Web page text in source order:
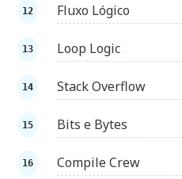
Fluxo Lógico
Loop Logic
Stack Overflow
Bits e Bytes
Compile Crew